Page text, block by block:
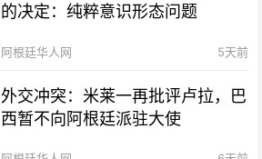
的决定：纯粹意识形态问题
阿根廷华人网 5天前
外交冲突：米莱一再批评卢拉，巴
西暂不向阿根廷派驻大使